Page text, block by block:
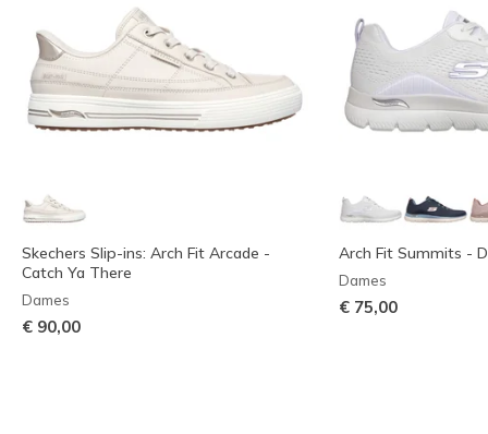
Skechers Slip-ins: Arch Fit Arcade -
Catch Ya There
Dames
€ 90,00
Arch Fit Summits -
Dames
€ 75,00